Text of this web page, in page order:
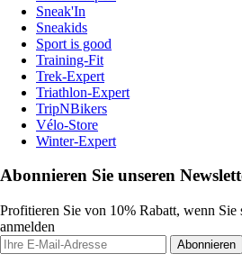
Sneak'In
Sneakids
Sport is good
Training-Fit
Trek-Expert
Triathlon-Expert
TripNBikers
Vélo-Store
Winter-Expert
Abonnieren Sie unseren
Profitieren Sie von 10% Rabatt, wenn Sie
anmelden
Abonnieren